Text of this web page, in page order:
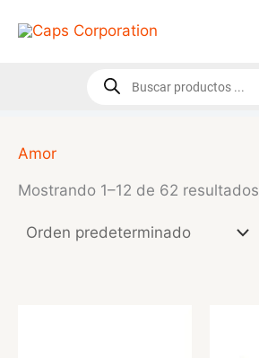
Búsqueda
de
Amor
Mostrando 1–12 de 62 resultados